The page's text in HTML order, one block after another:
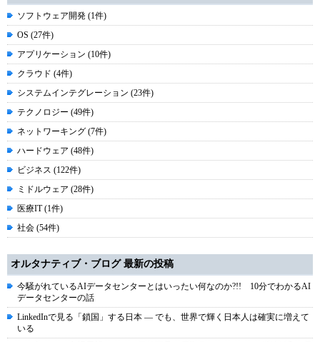
ソフトウェア開発 (1件)
OS (27件)
アプリケーション (10件)
クラウド (4件)
システムインテグレーション (23件)
テクノロジー (49件)
ネットワーキング (7件)
ハードウェア (48件)
ビジネス (122件)
ミドルウェア (28件)
医療IT (1件)
社会 (54件)
オルタナティブ・ブログ 最新の投稿
今騒がれているAIデータセンターとはいったい何なのか?!! 10分でわかるAI
データセンターの話
LinkedInで見る「鎖国」する日本 ― でも、世界で輝く日本人は確実に増えて
いる